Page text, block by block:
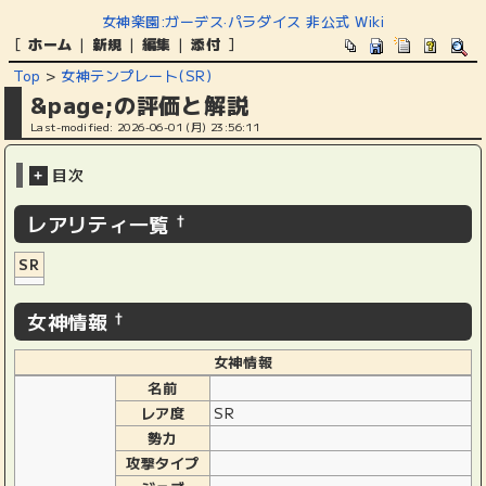
女神楽園:ガーデス·パラダイス 非公式 Wiki
[ ホーム | 新規 | 編集 | 添付 ]
Top > 女神テンプレート(SR)
&page;の評価と解説
Last-modified: 2026-06-01 (月) 23:56:11
+ 目次
レアリティ一覧 †
SR
女神情報 †
女神情報
名前
レア度
SR
勢力
攻撃タイプ